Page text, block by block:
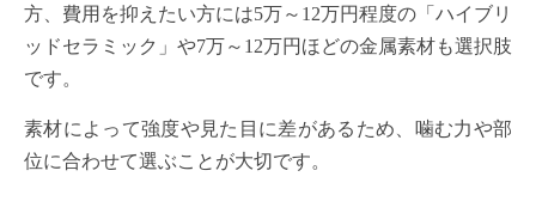
方、費用を抑えたい方には5万～12万円程度の「ハイブリ
ッドセラミック」や7万～12万円ほどの金属素材も選択肢
です。
素材によって強度や見た目に差があるため、噛む力や部
位に合わせて選ぶことが大切です。